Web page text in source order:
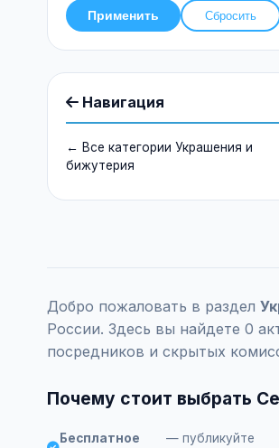
Применить Сбросить
Навигация
← Все категории Украшения и
бижутерия
Добро пожаловать в раздел
России. Здесь вы найдете 0
посредников и скрытых
Почему стоит выбрать
Бесплатное
— публикуйте